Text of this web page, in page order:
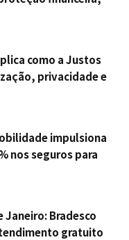
capital segurado
como a Justos
privacidade e
impulsiona
nos seguros para
Bradesco Seguros
Janeiro: Bradesco
gratuito